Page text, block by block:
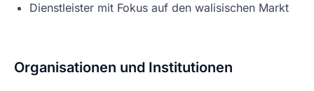
Dienstleister mit Fokus auf den walisischen Markt
Organisationen und Institutionen